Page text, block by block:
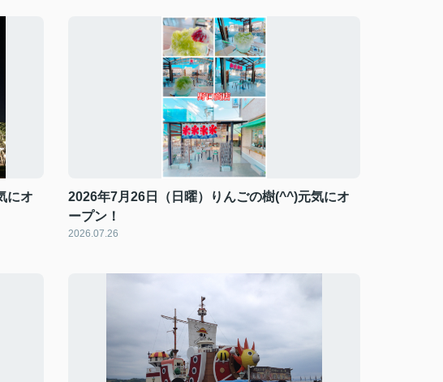
にオ
2026年7月26日（日曜）りんごの樹(^^)元気にオ
ープン！
2026.07.26